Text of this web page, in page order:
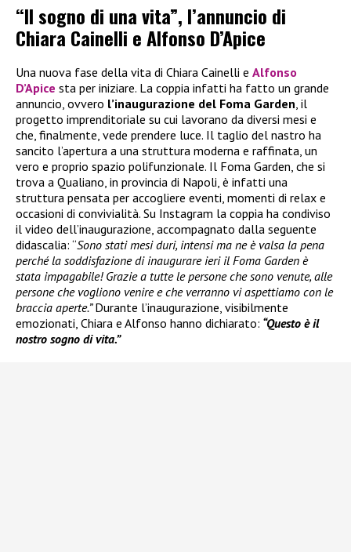
“Il sogno di una vita”, l’annuncio di
Chiara Cainelli e Alfonso D’Apice
Una nuova fase della vita di Chiara Cainelli e Alfonso
D’Apice sta per iniziare. La coppia infatti ha fatto un grande
annuncio, ovvero l’inaugurazione del Foma Garden , il
progetto imprenditoriale su cui lavorano da diversi mesi e
che, finalmente, vede prendere luce. Il taglio del nastro ha
sancito l’apertura a una struttura moderna e raffinata, un
vero e proprio spazio polifunzionale. Il Foma Garden, che si
trova a Qualiano, in provincia di Napoli, è infatti una
struttura pensata per accogliere eventi, momenti di relax e
occasioni di convivialità. Su Instagram la coppia ha condiviso
il video dell’inaugurazione, accompagnato dalla seguente
didascalia: “Sono stati mesi duri, intensi ma ne è valsa la pena
perché la soddisfazione di inaugurare ieri il Foma Garden è
stata impagabile! Grazie a tutte le persone che sono venute, alle
persone che vogliono venire e che verranno vi aspettiamo con le
braccia aperte.”Durante l’inaugurazione, visibilmente
emozionati, Chiara e Alfonso hanno dichiarato: “Questo è il
nostro sogno di vita.”